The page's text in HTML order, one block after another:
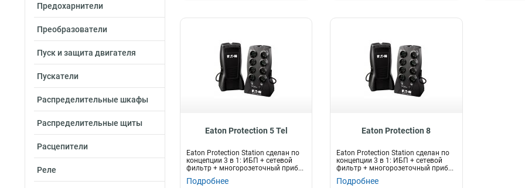
Предохарнители
Преобразователи
Пуск и защита двигателя
Пускатели
Распределительные шкафы
Распределительные щиты
Расцепители
Реле
Eaton Protection 5 Tel
Eaton Protection Station сделан по
концепции 3 в 1: ИБП + сетевой
фильтр + многорозеточный приб...
Подробнее
Eaton Protection 8
Eaton Protection Station сделан по
концепции 3 в 1: ИБП + сетевой
фильтр + многорозеточный приб...
Подробнее